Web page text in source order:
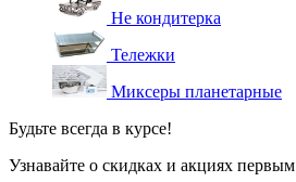
Не кондитерка
Тележки
Миксеры планетарные
Будьте всегда в курсе!
Узнавайте о скидках и акциях первым